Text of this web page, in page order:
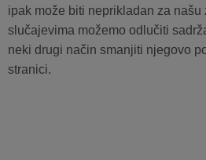
ipak može biti neprikladan za našu
slučajevima možemo odlučiti
neki drugi način smanjiti njegovo
stranici.